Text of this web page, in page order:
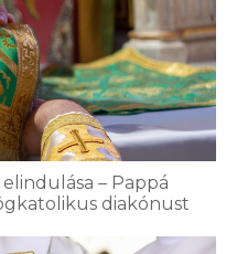
– Pappá
diakónust